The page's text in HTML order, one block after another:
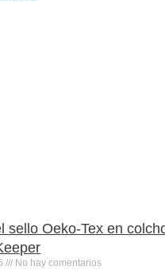
sello Oeko-Tex en
No hay comentarios